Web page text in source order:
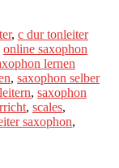
, c dur tonleiter
online saxophon
lernen
, saxophon selber
, saxophon
, scales,
saxophon,